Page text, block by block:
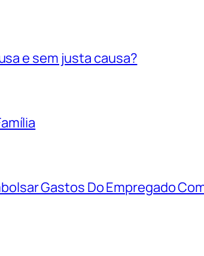
e sem justa causa?
Gastos Do Empregado